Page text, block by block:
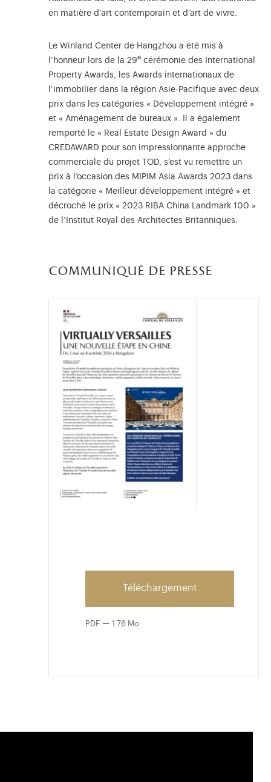
en matière d’art contemporain et d’art de vivre.
Le Winland Center de Hangzhou a été mis à
l’honneur lors de la 29e cérémonie des International
Property Awards, les Awards internationaux de
l’immobilier dans la région Asie-Pacifique avec deux
prix dans les catégories « Développement intégré »
et « Aménagement de bureaux ». Il a également
remporté le « Real Estate Design Award » du
CREDAWARD pour son impressionnante approche
commerciale du projet TOD, s’est vu remettre un
prix à l’occasion des MIPIM Asia Awards 2023 dans
la catégorie « Meilleur développement intégré » et
décroché le prix « 2023 RIBA China Landmark 100 »
de l’Institut Royal des Architectes Britanniques.
communiqué de presse
Téléchargement
PDF 1.76 Mo